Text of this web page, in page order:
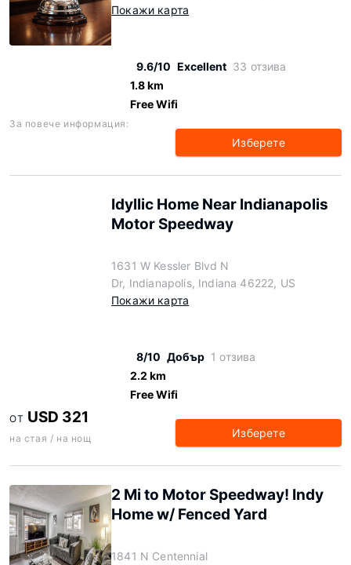
Покажи карта
9.6/10 Excellent 33 отзива
1.8 km
Free Wifi
За повече информация:
Изберете
Idyllic Home Near Indianapolis
Motor Speedway
1631 W Kessler Blvd N
Dr, Indianapolis, Indiana 46222, US
Покажи карта
8/10 Добър 1 отзива
2.2 km
Free Wifi
ОТ USD 321
на стая / на нощ Изберете
2 Mi to Motor Speedway! Indy
Home w/ Fenced Yard
1841 N Centennial